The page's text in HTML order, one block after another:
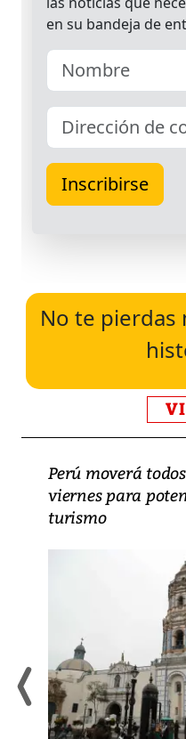
No te pierdas
Perú moverá
viernes para
turismo